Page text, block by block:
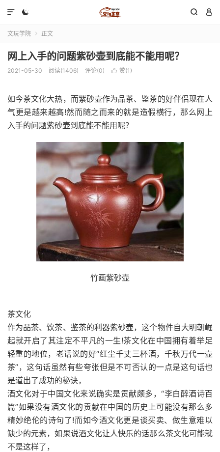
  

文玩学院  正文
网上入手的问题紫砂壶到底能不能用呢？
2021-05-30 阅读(1406) 评论(0)  赞(1 )
如今茶文化大热，而紫砂壶作为品茶、鉴茶的好伴侣现在人
气更是越来越高!然而随之而来的就是造假横行，那么网上
入手的问题紫砂壶到底能不能用呢？
竹画紫砂壶
茶文化
作为品茶、饮茶、鉴茶的利器紫砂壶，这个物件自大明朝崛
起就开启了其注定不平凡的一生!茶文化在中国拥有着举足
轻重的地位，老话说的好“红尘千丈三杯酒，千秋万代一壶
茶”，这句话虽然有些夸张但是不可否认的一点是这句话也
是道出了成功的秘诀，
酒文化对于中国文化来说确实是贡献颇多，“李白醉酒诗百
篇”如果没有酒文化的贡献在中国的历史上可能没有那么多
精妙绝伦的诗句了!而如今酒文化更是谈买卖、做生意难以
缺少的元素，如果说酒文化让人快乐的话那么茶文化可能就
不是这样了，